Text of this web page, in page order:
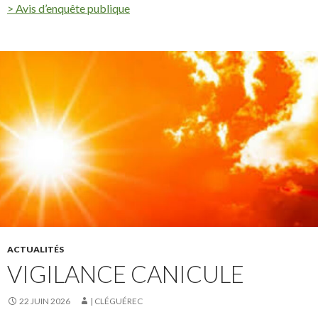
> Avis d’enquête publique
ACTUALITÉS
VIGILANCE CANICULE
22 JUIN 2026 | CLÉGUÉREC